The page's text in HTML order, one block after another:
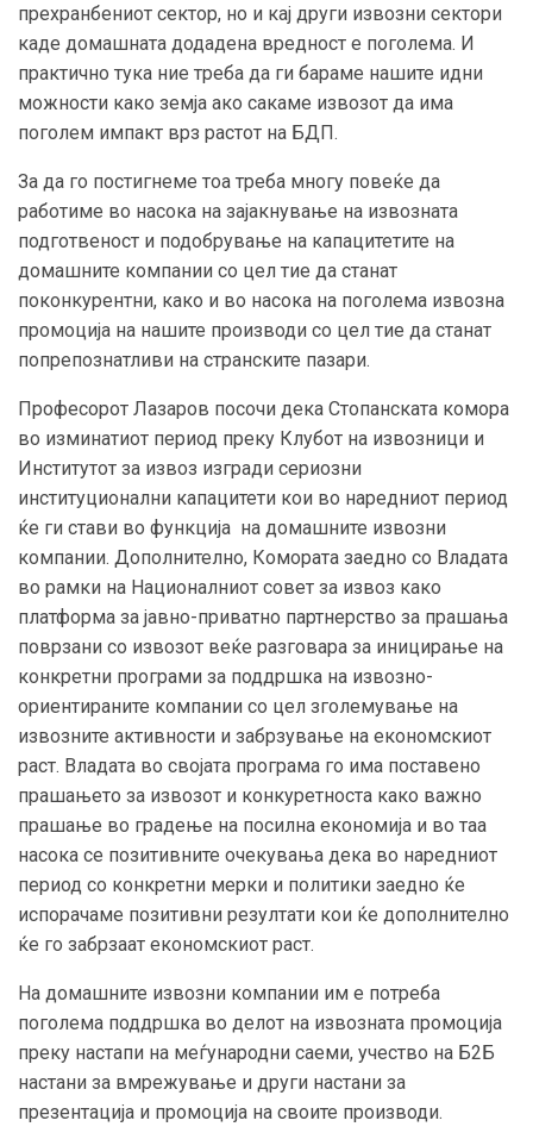
прехранбениот сектор, но и кај други извозни сектори
каде домашната додадена вредност е поголема. И
практично тука ние треба да ги бараме нашите идни
можности како земја ако сакаме извозот да има
поголем импакт врз растот на БДП.
За да го постигнеме тоа треба многу повеќе да
работиме во насока на зајакнување на извозната
подготвеност и подобрување на капацитетите на
домашните компании со цел тие да станат
поконкурентни, како и во насока на поголема извозна
промоција на нашите производи со цел тие да станат
попрепознатливи на странските пазари.
Професорот Лазаров посочи дека Стопанската комора
во изминатиот период преку Клубот на извозници и
Институтот за извоз изгради сериозни
институционални капацитети кои во наредниот период
ќе ги стави во функција на домашните извозни
компании. Дополнително, Комората заедно со Владата
во рамки на Националниот совет за извоз како
платформа за јавно-приватно партнерство за прашања
поврзани со извозот веќе разговара за иницирање на
конкретни програми за поддршка на извозно-
ориентираните компании со цел зголемување на
извозните активности и забрзување на економскиот
раст. Владата во својата програма го има поставено
прашањето за извозот и конкуретноста како важно
прашање во градење на посилна економија и во таа
насока се позитивните очекувања дека во наредниот
период со конкретни мерки и политики заедно ќе
испорачаме позитивни резултати кои ќе дополнително
ќе го забрзаат економскиот раст.
На домашните извозни компании им е потреба
поголема поддршка во делот на извозната промоција
преку настапи на меѓународни саеми, учество на Б2Б
настани за вмрежување и други настани за
презентација и промоција на своите производи.